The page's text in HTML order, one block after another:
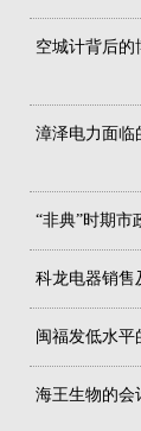
空城计背后的
漳泽电力面临
“非典”时期市
科龙电器销售
闽福发低水平
海王生物的会